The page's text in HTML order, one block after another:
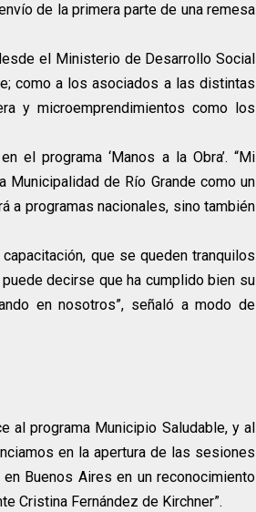
de la primera parte de una remesa
el Ministerio de Desarrollo Social
como a los asociados a las distintas
y microemprendimientos como los
el programa ‘Manos a la Obra’. “Mi
Municipalidad de Río Grande como un
a programas nacionales, sino también
que se queden tranquilos
decirse que ha cumplido bien su
en nosotros”, señaló a modo de
al programa Municipio Saludable, y al
en la apertura de las sesiones
Buenos Aires en un reconocimiento
Cristina Fernández de Kirchner”.